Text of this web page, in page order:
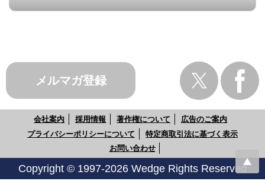
メルマガ登録
会社案内 採用情報 著作権について
広告のご案内
プライバシーポリシーについて
特定商取引法に基づく表示
お問い合わせ
Copyright © 1997-2026 Wedge Rights Reserved